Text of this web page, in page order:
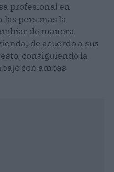
profesional en
las personas la
de manera
de acuerdo a sus
consiguiendo la
con ambas